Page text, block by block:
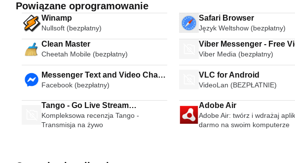
Powiązane oprogramowanie
Winamp
Nullsoft (bezpłatny)
Safari Browser
Język Weltshow (bezpłatny)
Clean Master
Cheetah Mobile (bezpłatny)
Viber Messenger - Free
Calls Group Chats
Viber Media (bezpłatny)
Messenger Text and Video Chat
for Free
Facebook (bezpłatny)
VLC for Android
VideoLan (BEZPŁATNIE)
Tango - Go Live Stream
Broadcast Live Video Chat
Kompleksowa recenzja Tango -
Transmisja na żywo
Adobe Air
Adobe Air: twórz i wdrażaj
darmo na swoim komputerze